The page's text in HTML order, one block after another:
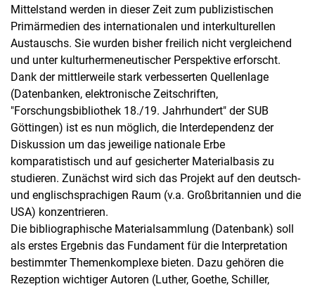
Mittelstand werden in dieser Zeit zum publizistischen
Primärmedien des internationalen und interkulturellen
Austauschs. Sie wurden bisher freilich nicht vergleichend
und unter kulturhermeneutischer Perspektive erforscht.
Dank der mittlerweile stark verbesserten Quellenlage
(Datenbanken, elektronische Zeitschriften,
"Forschungsbibliothek 18./19. Jahrhundert" der SUB
Göttingen) ist es nun möglich, die Interdependenz der
Diskussion um das jeweilige nationale Erbe
komparatistisch und auf gesicherter Materialbasis zu
studieren. Zunächst wird sich das Projekt auf den deutsch-
und englischsprachigen Raum (v.a. Großbritannien und die
USA) konzentrieren.
Die bibliographische Materialsammlung (Datenbank) soll
als erstes Ergebnis das Fundament für die Interpretation
bestimmter Themenkomplexe bieten. Dazu gehören die
Rezeption wichtiger Autoren (Luther, Goethe, Schiller,